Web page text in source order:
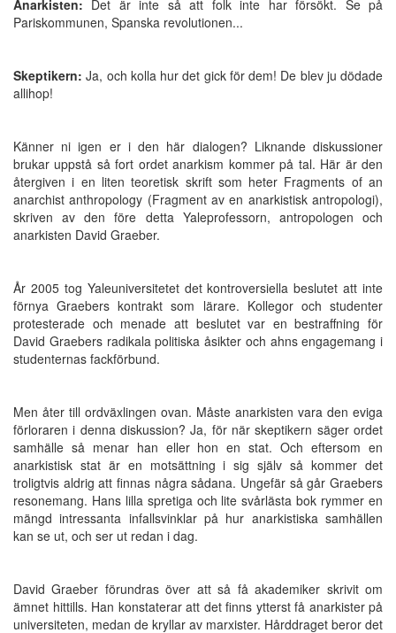
Anarkisten: Det är inte så att folk inte har försökt. Se på
Pariskommunen, Spanska revolutionen...
Skeptikern: Ja, och kolla hur det gick för dem! De blev ju dödade
allihop!
Känner ni igen er i den här dialogen? Liknande diskussioner
brukar uppstå så fort ordet anarkism kommer på tal. Här är den
återgiven i en liten teoretisk skrift som heter Fragments of an
anarchist anthropology (Fragment av en anarkistisk antropologi),
skriven av den före detta Yaleprofessorn, antropologen och
anarkisten David Graeber.
År 2005 tog Yaleuniversitetet det kontroversiella beslutet att inte
förnya Graebers kontrakt som lärare. Kollegor och studenter
protesterade och menade att beslutet var en bestraffning för
David Graebers radikala politiska åsikter och ahns engagemang i
studenternas fackförbund.
Men åter till ordväxlingen ovan. Måste anarkisten vara den eviga
förloraren i denna diskussion? Ja, för när skeptikern säger ordet
samhälle så menar han eller hon en stat. Och eftersom en
anarkistisk stat är en motsättning i sig själv så kommer det
troligtvis aldrig att finnas några sådana. Ungefär så går Graebers
resonemang. Hans lilla spretiga och lite svårlästa bok rymmer en
mängd intressanta infallsvinklar på hur anarkistiska samhällen
kan se ut, och ser ut redan i dag.
David Graeber förundras över att så få akademiker skrivit om
ämnet hittills. Han konstaterar att det finns ytterst få anarkister på
universiteten, medan de kryllar av marxister. Hårddraget beror det